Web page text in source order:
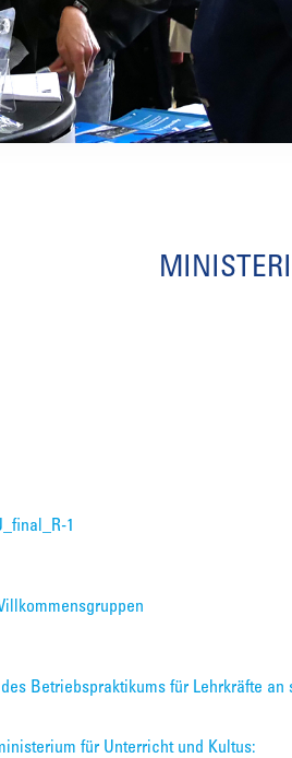
1
Betriebspraktikums für Lehrkräfte
für Unterricht und Kultus: